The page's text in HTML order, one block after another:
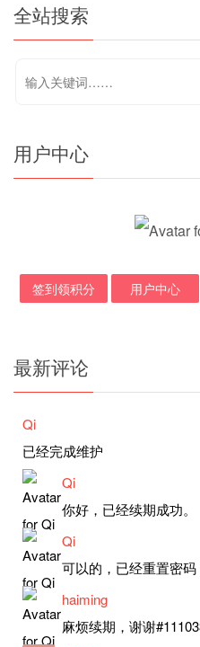
全站搜索
用户中心
签到领积分 用户中心
最新评论
Qi
已经完成维护
Qi
你好，已经续期成功。
Qi
haiming
麻烦续期，谢谢